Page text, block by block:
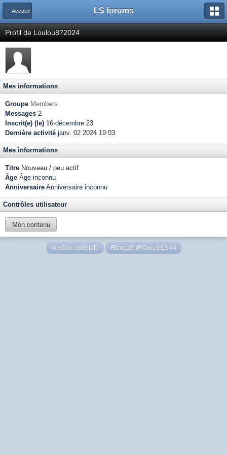
← Accueil LS forums
Profil de Loulou872024
Mes informations
Groupe Members
Messages 2
Inscrit(e) (le) 16-décembre 23
Dernière activité janv. 02 2024 19:03
Mes informations
Titre Nouveau / peu actif
Âge Âge inconnu
Anniversaire Anniversaire inconnu
Contrôles utilisateur
Mon contenu
Version complète Français (France) LS v4